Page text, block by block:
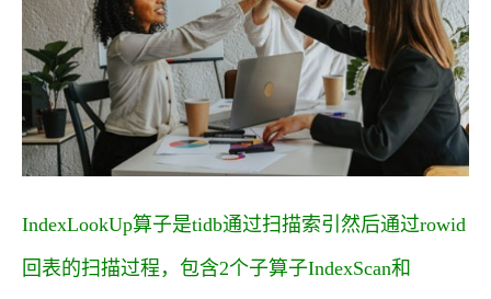
IndexLookUp算子是tidb通过扫描索引然后通过rowid
回表的扫描过程，包含2个子算子IndexScan和